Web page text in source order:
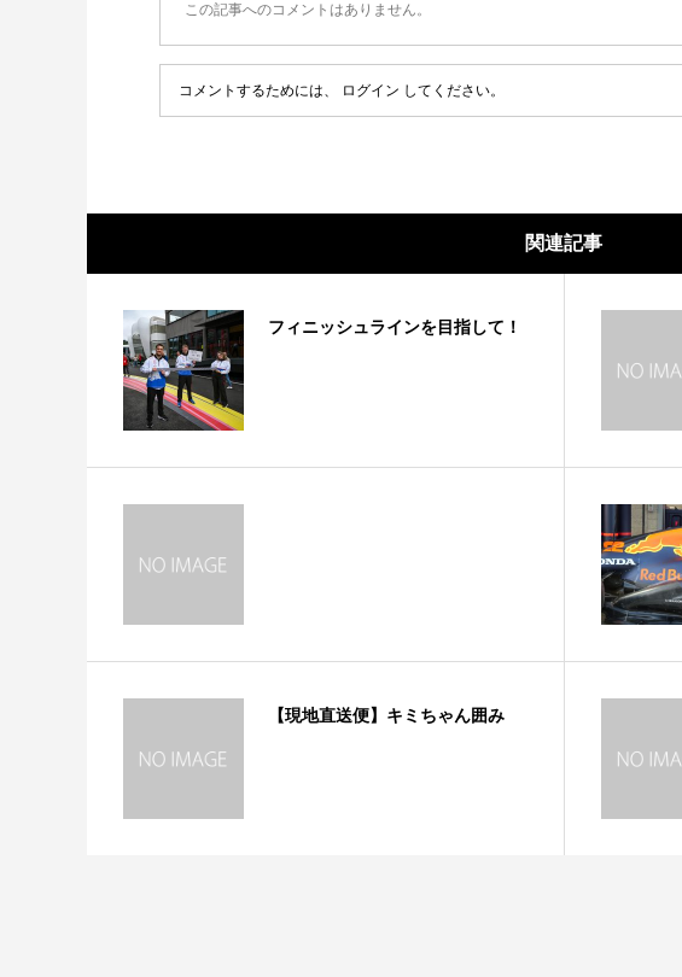
この記事へのコメントはありません。
コメントするためには、 ログイン してください。
関連記事
フィニッシュラインを目指して！
【現地直送便】キミちゃん囲み